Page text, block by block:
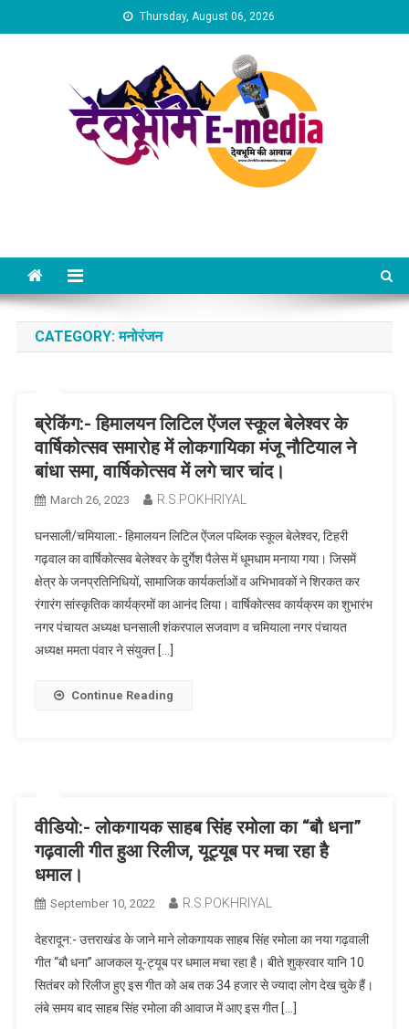
to
Thursday, August 06, 2026
CATEGORY:मनोरंजन
ब्रेकिंग:- हिमालयन लिटिल ऐंजल स्कूल बेलेश्वर के
वार्षिकोत्सव समारोह में लोकगायिका मंजू नौटियाल ने
बांधा समा, वार्षिकोत्सव में लगे चार चांद।
March 26, 2023 R.S.POKHRIYAL
घनसाली/चमियाला:- हिमालयन लिटिल ऐंजल पब्लिक स्कूल बेलेश्वर, टिहरी
गढ़वाल का वार्षिकोत्सव बेलेश्वर के दुर्गेश पैलेस में धूमधाम मनाया गया। जिसमें
क्षेत्र के जनप्रतिनिधियों, सामाजिक कार्यकर्ताओं व अभिभावकों ने शिरकत कर
रंगारंग सांस्कृतिक कार्यक्रमों का आनंद लिया। वार्षिकोत्सव कार्यक्रम का शुभारंभ
नगर पंचायत अध्यक्ष घनसाली शंकरपाल सजवाण व चमियाला नगर पंचायत
अध्यक्ष ममता पंवार ने संयुक्त […]
Continue Reading
वीडियो:- लोकगायक साहब सिंह रमोला का “बौ धना”
गढ़वाली गीत हुआ रिलीज, यूट्यूब पर मचा रहा है
धमाल।
September 10, 2022 R.S.POKHRIYAL
देहरादून:- उत्तराखंड के जाने माने लोकगायक साहब सिंह रमोला का नया गढ़वाली
गीत “बौ धना” आजकल यू-ट्यूब पर धमाल मचा रहा है। बीते शुक्रवार यानि 10
सितंबर को रिलीज हुए इस गीत को अब तक 34 हजार से ज्यादा लोग देख चुके हैं।
लंबे समय बाद साहब सिंह रमोला की आवाज में आए इस गीत […]